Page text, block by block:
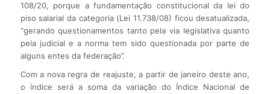
108/20, porque a fundamentação constitucional da lei do
piso salarial da categoria (Lei 11.738/08) ficou desatualizada,
“gerando questionamentos tanto pela via legislativa quanto
pela judicial e a norma tem sido questionada por parte de
alguns entes da federação”.
Com a nova regra de reajuste, a partir de janeiro deste ano,
o índice será a soma da variação do Índice Nacional de